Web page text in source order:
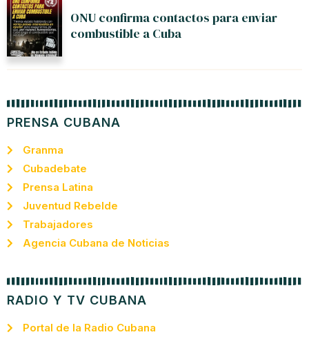
ONU confirma contactos para enviar
combustible a Cuba
PRENSA CUBANA
Granma
Cubadebate
Prensa Latina
Juventud Rebelde
Trabajadores
Agencia Cubana de Noticias
RADIO Y TV CUBANA
Portal de la Radio Cubana